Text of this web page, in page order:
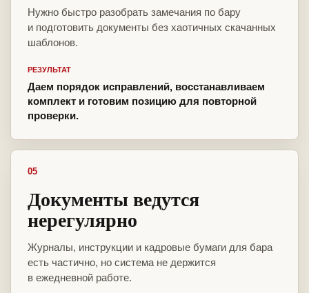
Нужно быстро разобрать замечания по бару
и подготовить документы без хаотичных скачанных
шаблонов.
РЕЗУЛЬТАТ
Даем порядок исправлений, восстанавливаем
комплект и готовим позицию для повторной
проверки.
05
Документы ведутся
нерегулярно
Журналы, инструкции и кадровые бумаги для бара
есть частично, но система не держится
в ежедневной работе.